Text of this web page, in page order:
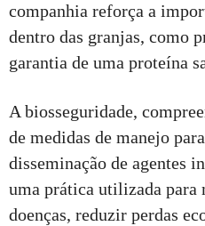
companhia reforça a
dentro das granjas, como
garantia de uma proteína
A biosseguridade,
de medidas de manejo
disseminação de agentes
uma prática utilizada para
doenças, reduzir perdas